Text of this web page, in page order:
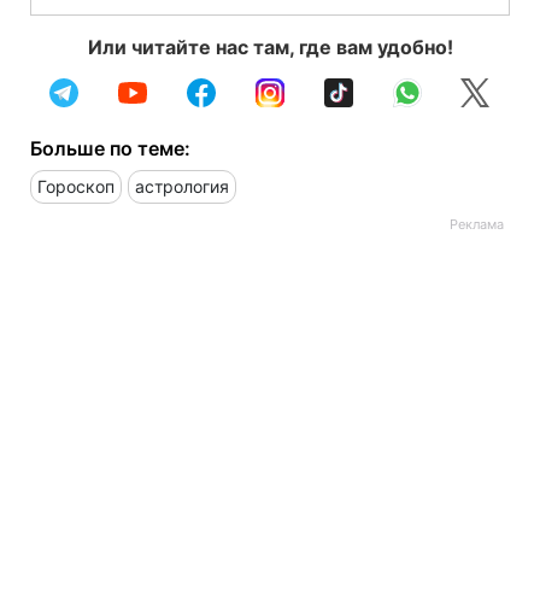
Или читайте нас там, где вам удобно!
Больше по теме:
Гороскоп астрология